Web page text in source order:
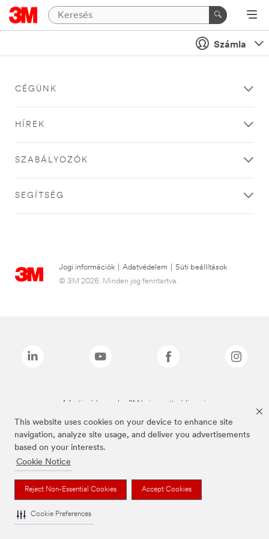
This website uses cookies on your device to enhance site
navigation, analyze site usage, and deliver you advertisements
based on your interests.
Cookie Notice
Reject Non-Essential Cookies Accept Cookies
Cookie Preferences
Számla
CÉGÜNK
HÍREK
SZABÁLYOZÓK
SEGÍTSÉG
Jogi információk Adatvédelem
Süti beállítások
© 3M 2026. Minden jog fenntartva.
A fenti márkanevek a 3M bejegyzett védjegyei.